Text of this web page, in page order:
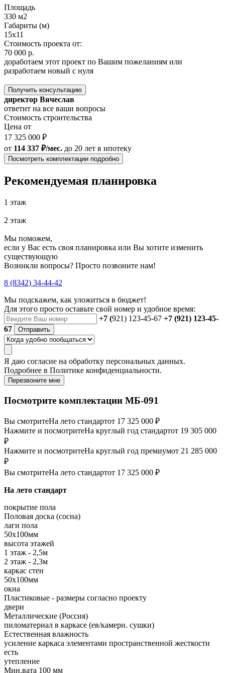
Площадь
330 м2
Габариты (м)
15x11
Стоимость проекта от:
70 000 р.
доработаем этот проект по Вашим пожеланиям или
разработаем новый с нуля
Получить консультацию
директор Вячеслав
ответит на все ваши вопросы
Стоимость строительства
Цена от
17 325 000 ₽
от 114 337 ₽/мес. до 20 лет в ипотеку
Посмотреть комплектации подробно
Рекомендуемая планировка
1 этаж
2 этаж
Мы поможем,
если у Вас есть своя планировка или Вы хотите изменить
существующую
Возникли вопросы? Просто позвоните нам!
8 (8342) 34-44-42
Мы подскажем, как уложиться в бюджет!
Для этого просто оставьте свой номер и удобное время:
+7 (921) 123-45-67 +7 (921) 123-45-
67
Отправить
Я даю согласие на обработку персональных данных.
Подробнее в Политике конфиденциальности.
Перезвоните мне
Посмотрите комплектации МБ-091
Вы смотритеНа лето стандартот 17 325 000 ₽
Нажмите и посмотритеНа круглый год стандартот 19 305 000
₽
Нажмите и посмотритеНа круглый год премиумот 21 285 000
₽
Вы смотритеНа лето стандартот 17 325 000 ₽
На лето стандарт
покрытие пола
Половая доска (сосна)
лаги пола
50х100мм
высота этажей
1 этаж - 2,5м
2 этаж - 2,3м
каркас стен
50х100мм
окна
Пластиковые - размеры согласно проекту
двери
Металлические (Россия)
пиломатериал в каркасе (ев/камерн. сушки)
Естественная влажность
усиление каркаса элементами пространственной жесткости
есть
утепление
Мин.вата 100 мм